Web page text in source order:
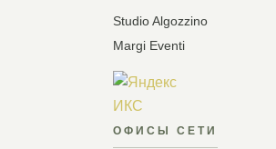
Studio Algozzino
Margi Eventi
ОФИСЫ СЕТИ